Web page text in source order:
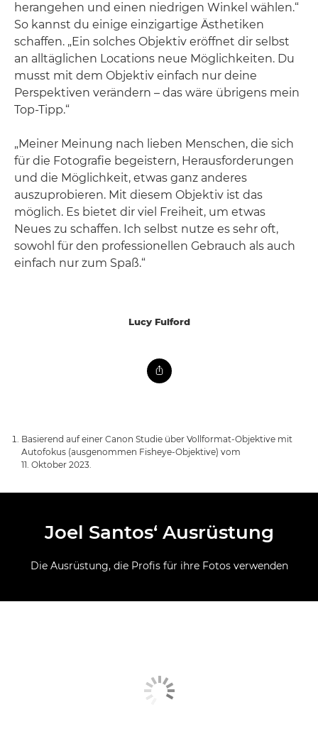
herangehen und einen niedrigen Winkel wählen.“
So kannst du einige einzigartige Ästhetiken
schaffen. „Ein solches Objektiv eröffnet dir selbst
an alltäglichen Locations neue Möglichkeiten. Du
musst mit dem Objektiv einfach nur deine
Perspektiven verändern – das wäre übrigens mein
Top-Tipp.“
„Meiner Meinung nach lieben Menschen, die sich
für die Fotografie begeistern, Herausforderungen
und die Möglichkeit, etwas ganz anderes
auszuprobieren. Mit diesem Objektiv ist das
möglich. Es bietet dir viel Freiheit, um etwas
Neues zu schaffen. Ich selbst nutze es sehr oft,
sowohl für den professionellen Gebrauch als auch
einfach nur zum Spaß.“
Lucy Fulford
Basierend auf einer Canon Studie über Vollformat-Objektive mit
Autofokus (ausgenommen Fisheye-Objektive) vom
11. Oktober 2023.
Joel Santos‘ Ausrüstung
Die Ausrüstung, die Profis für ihre Fotos verwenden